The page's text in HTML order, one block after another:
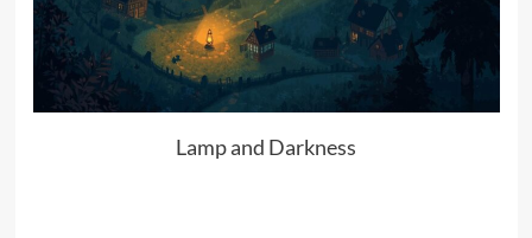
Lamp and Darkness